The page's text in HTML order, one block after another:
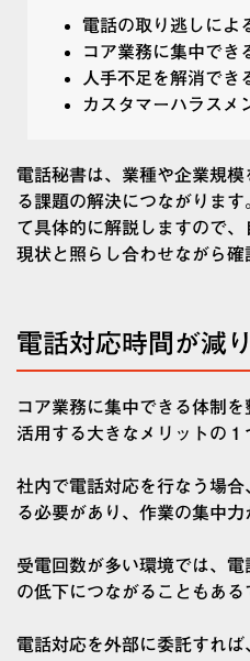
電話の取り逃しによ
コア業務に集中でき
人手不足を解消でき
カスタマーハラスメ
電話秘書は、業種や企業規
る課題の解決につながりま
て具体的に解説しますので
現状と照らし合わせながら確
電話対応時間が減
コア業務に集中できる体制
活用する大きなメリットの１
社内で電話対応を行なう場
る必要があり、作業の集中力
受電回数が多い環境では、
の低下につながることもある
電話対応を外部に委託すれば